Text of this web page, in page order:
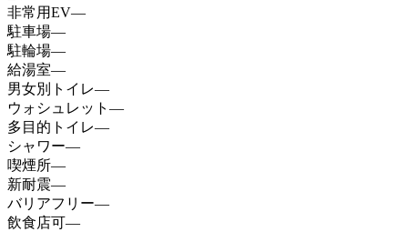
非常用EV—
駐車場—
駐輪場—
給湯室—
男女別トイレ—
ウォシュレット —
多目的トイレ—
シャワー—
喫煙所—
新耐震—
バリアフリー—
飲食店可—